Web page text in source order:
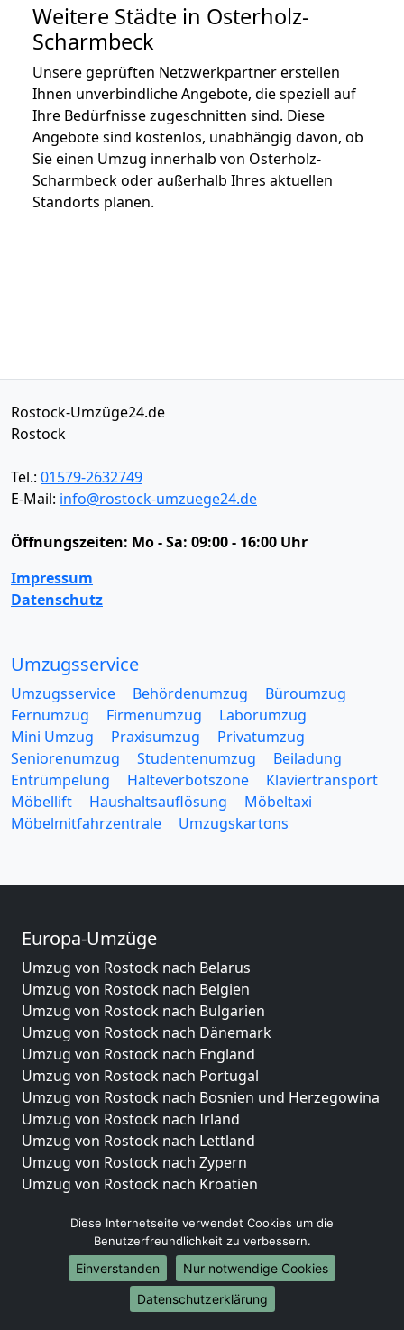
Weitere Städte in Osterholz-
Scharmbeck
Unsere geprüften Netzwerkpartner erstellen
Ihnen unverbindliche Angebote, die speziell auf
Ihre Bedürfnisse zugeschnitten sind. Diese
Angebote sind kostenlos, unabhängig davon, ob
Sie einen Umzug innerhalb von Osterholz-
Scharmbeck oder außerhalb Ihres aktuellen
Standorts planen.
Rostock-Umzüge24.de
Rostock
Tel.: 01579-2632749
E-Mail: info@rostock-umzuege24.de
Öffnungszeiten: Mo - Sa: 09:00 - 16:00 Uhr
Impressum
Datenschutz
Umzugsservice
Umzugsservice Behördenumzug
Büroumzug
Fernumzug
Firmenumzug
Laborumzug
Mini Umzug
Praxisumzug
Privatumzug
Seniorenumzug
Studentenumzug
Beiladung
Entrümpelung
Halteverbotszone
Klaviertransport
Möbellift
Haushaltsauflösung
Möbeltaxi
Möbelmitfahrzentrale
Umzugskartons
Europa-Umzüge
Umzug von Rostock nach Belarus
Umzug von Rostock nach Belgien
Umzug von Rostock nach Bulgarien
Umzug von Rostock nach Dänemark
Umzug von Rostock nach England
Umzug von Rostock nach Portugal
Umzug von Rostock nach Bosnien und Herzegowina
Umzug von Rostock nach Irland
Umzug von Rostock nach Lettland
Umzug von Rostock nach Zypern
Umzug von Rostock nach Kroatien
Umzug von Rostock nach Finnland
Umzug von Rostock nach Frankreich
Umzug von Rostock nach Griechenland
Umzug von Rostock nach Italien
Umzug von Rostock nach Liechtenstein
Diese Internetseite verwendet Cookies um die
Benutzerfreundlichkeit zu verbessern.
Einverstanden
Nur notwendige Cookies
Datenschutzerklärung